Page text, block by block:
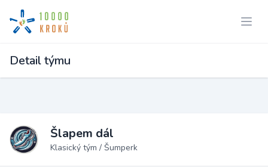
Detail týmu
Šlapem dál
Klasický tým / Šumperk